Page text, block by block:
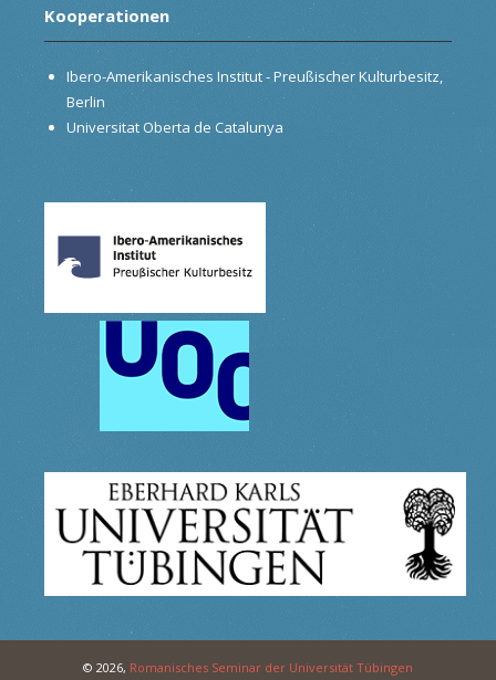
Kooperationen
Ibero-Amerikanisches Institut - Preußischer Kulturbesitz,
Berlin
Universitat Oberta de Catalunya
© 2026, Romanisches Seminar der Universität Tübingen